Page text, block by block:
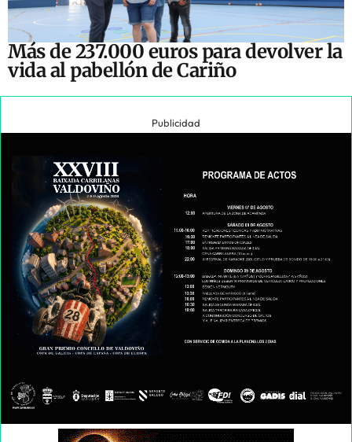
Más de 237.000 euros para devolver la
vida al pabellón de Cariño
Publicidad